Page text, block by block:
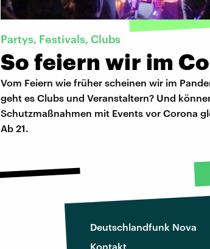
Partys, Festivals, Clubs
So feiern wir im
Vom Feiern wie früher scheinen wir im
geht es Clubs und Veranstaltern? Und
Schutzmaßnahmen mit Events vor Corona
Ab 21.
Deutschlandfunk Nova
Kontakt